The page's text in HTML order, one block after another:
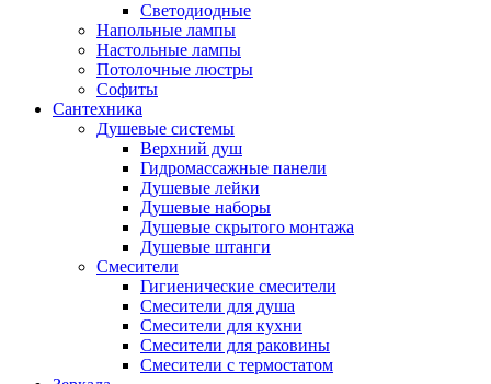
Светодиодные
Напольные лампы
Настольные лампы
Потолочные люстры
Софиты
Сантехника
Душевые системы
Верхний душ
Гидромассажные панели
Душевые лейки
Душевые наборы
Душевые скрытого монтажа
Душевые штанги
Смесители
Гигиенические смесители
Смесители для душа
Смесители для кухни
Смесители для раковины
Смесители с термостатом